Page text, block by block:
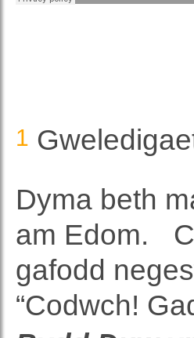
1
Dyma beth
am Edom.
gafodd
“Codwch!